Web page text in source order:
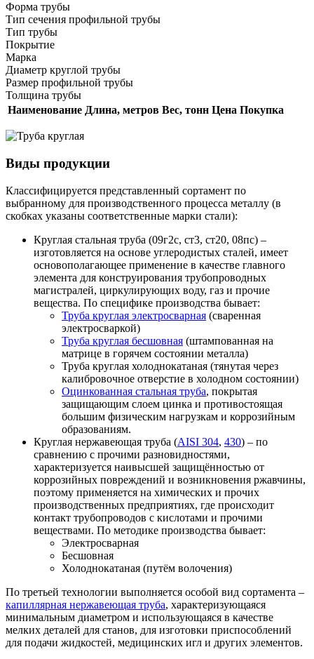
Форма трубы
Тип сечения профильной трубы
Тип трубы
Покрытие
Марка
Диаметр круглой трубы
Размер профильной трубы
Толщина трубы
Наименование Длина, метров Вес, тонн Цена Покупка
Виды продукции
Классифицируется представленный сортамент по
выбранному для производственного процесса металлу (в
скобках указаны соответственные марки стали):
Круглая стальная труба (09г2с, ст3, ст20, 08пс) –
изготовляется на основе углеродистых сталей, имеет
основополагающее применение в качестве главного
элемента для конструирования трубопроводных
магистралей, циркулирующих воду, газ и прочие
вещества. По специфике производства бывает:
Труба круглая электросварная (сваренная
электросваркой)
Труба круглая бесшовная (штампованная на
матрице в горячем состоянии металла)
Труба круглая холоднокатаная (тянутая через
калибровочное отверстие в холодном состоянии)
Оцинкованная стальная труба, покрытая
защищающим слоем цинка и противостоящая
большим физическим нагрузкам и коррозийным
образованиям.
Круглая нержавеющая труба (AISI 304, 430) – по
сравнению с прочими разновидностями,
характеризуется наивысшей защищённостью от
коррозийных повреждений и возникновения ржавчины,
поэтому применяется на химических и прочих
производственных предприятиях, где происходит
контакт трубопроводов с кислотами и прочими
веществами. По методике производства бывает:
Электросварная
Бесшовная
Холоднокатаная (путём волочения)
По третьей технологии выполняется особой вид сортамента –
капиллярная нержавеющая труба, характеризующаяся
минимальным диаметром и использующаяся в качестве
мелких деталей для станов, для изготовки приспособлений
для подачи жидкостей, медицинских игл и других элементов.